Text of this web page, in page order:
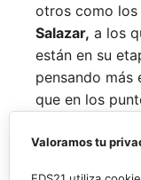
otros como los
Salazar, a los
están en su
pensando
que en los
No por ello
Valoramos tu